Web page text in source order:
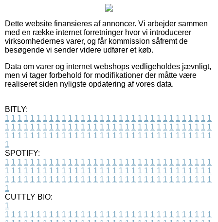
Dette website finansieres af annoncer. Vi arbejder sammen
med en række internet forretninger hvor vi introducerer
virksomhedernes varer, og får kommission såfremt de
besøgende vi sender videre udfører et køb.
Data om varer og internet webshops vedligeholdes jævnligt,
men vi tager forbehold for modifikationer der måtte være
realiseret siden nyligste opdatering af vores data.
BITLY:
1 1 1 1 1 1 1 1 1 1 1 1 1 1 1 1 1 1 1 1 1 1 1 1 1 1 1 1 1 1 1 1 1
1 1 1 1 1 1 1 1 1 1 1 1 1 1 1 1 1 1 1 1 1 1 1 1 1 1 1 1 1 1 1 1 1
1 1 1 1 1 1 1 1 1 1 1 1 1 1 1 1 1 1 1 1 1 1 1 1 1 1 1 1 1 1 1 1 1
1
SPOTIFY:
1 1 1 1 1 1 1 1 1 1 1 1 1 1 1 1 1 1 1 1 1 1 1 1 1 1 1 1 1 1 1 1 1
1 1 1 1 1 1 1 1 1 1 1 1 1 1 1 1 1 1 1 1 1 1 1 1 1 1 1 1 1 1 1 1 1
1 1 1 1 1 1 1 1 1 1 1 1 1 1 1 1 1 1 1 1 1 1 1 1 1 1 1 1 1 1 1 1 1
1
CUTTLY BIO:
1
1 1 1 1 1 1 1 1 1 1 1 1 1 1 1 1 1 1 1 1 1 1 1 1 1 1 1 1 1 1 1 1 1